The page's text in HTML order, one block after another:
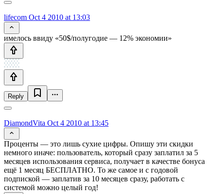
lifecom Oct 4 2010 at 13:03
имелось ввиду «50$/полугодие — 12% экономии»
Reply
DiamondVita Oct 4 2010 at 13:45
Проценты — это лишь сухие цифры. Опишу эти скидки
немного иначе: пользователь, который сразу заплатил за 5
месяцев использования сервиса, получает в качестве бонуса
ещё 1 месяц БЕСПЛАТНО. То же самое и с годовой
подпиской — заплатив за 10 месяцев сразу, работать с
системой можно целый год!